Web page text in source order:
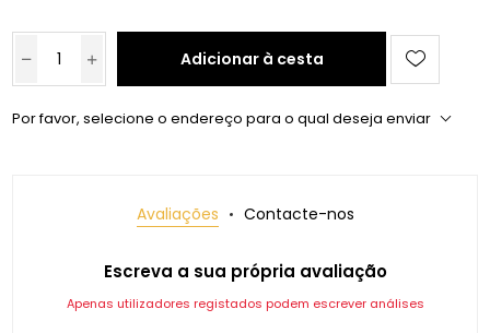
Adicionar à cesta
Por favor, selecione o endereço para o qual deseja enviar
Avaliações Contacte-nos
Escreva a sua própria avaliação
Apenas utilizadores registados podem escrever análises